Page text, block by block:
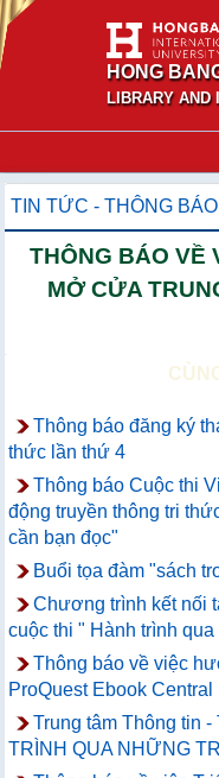
HONG
LIBRARY AND
TIN TỨC - THÔNG BÁO
THÔNG BÁO VỀ
MỞ CỬA
Thông báo đăng ký
thức lần thứ 4
Thông báo Cuộc thi
động truyền thông tri
cần bạn đọc"
Buổi tọa đàm "sách
Chương trình kết nối
cuộc thi " Hành trình
Thông báo về việc
ProQuest Ebook Central
Trung tâm Thông tin
TRÌNH QUA NHỮNG